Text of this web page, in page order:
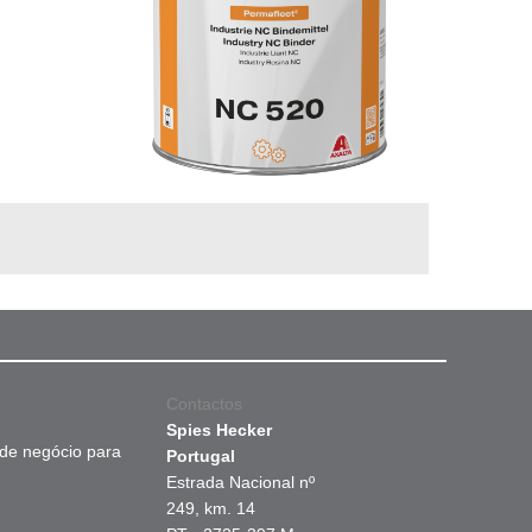
negócio para
Contactos
Spies Hecker
Portugal
Estrada Nacional nº
249, km. 14